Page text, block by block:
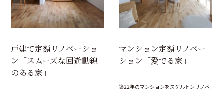
戸建て定額リノベーショ
ン「スムーズな回遊動線
のある家」
マンション定額リノベー
ション「愛でる家」
築22年のマンションをスケルトンリノベ